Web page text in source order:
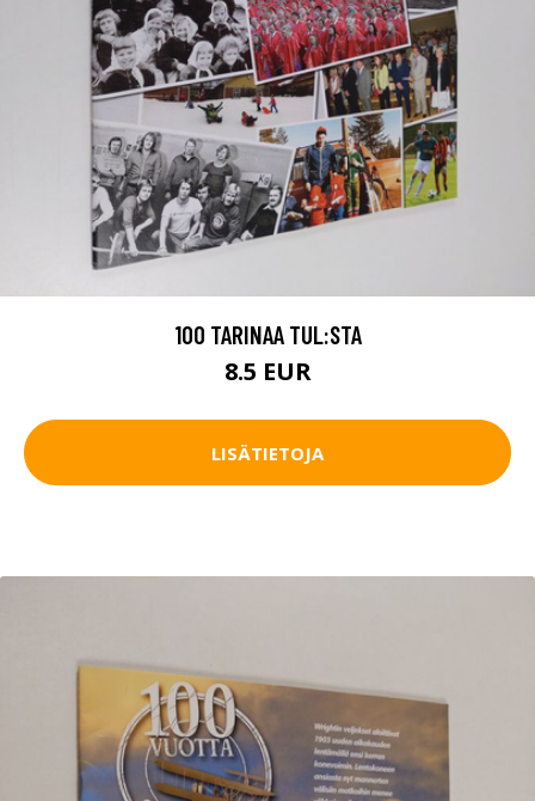
100 TARINAA TUL:STA
8.5 EUR
LISÄTIETOJA